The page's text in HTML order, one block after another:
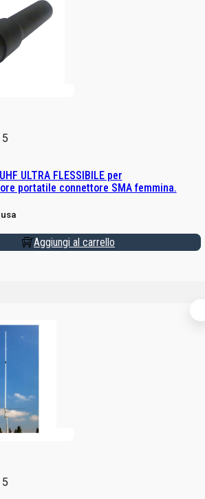
ULTRA FLESSIBILE per
portatile connettore SMA femmina.
Aggiungi al carrello